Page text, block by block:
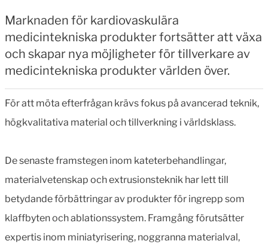
Marknaden för kardiovaskulära
medicintekniska produkter fortsätter att växa
och skapar nya möjligheter för tillverkare av
medicintekniska produkter världen över.
För att möta efterfrågan krävs fokus på avancerad teknik,
högkvalitativa material och tillverkning i världsklass.
De senaste framstegen inom kateterbehandlingar,
materialvetenskap och extrusionsteknik har lett till
betydande förbättringar av produkter för ingrepp som
klaffbyten och ablationssystem. Framgång förutsätter
expertis inom miniatyrisering, noggranna materialval,